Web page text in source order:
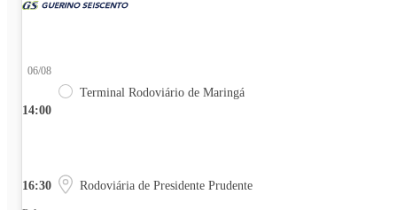
14:00
06/08
Terminal Rodoviário de Maringá
16:30 Rodoviária de Presidente Prudente